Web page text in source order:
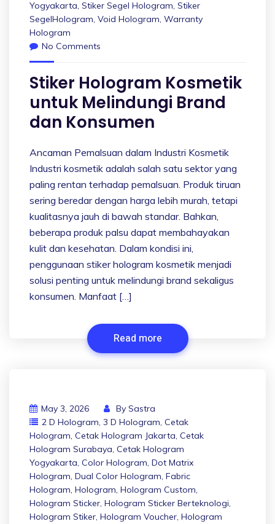
Yogyakarta, Stiker Segel Hologram, Stiker
SegelHologram, Void Hologram, Warranty
Hologram
No Comments
Stiker Hologram Kosmetik
untuk Melindungi Brand
dan Konsumen
Ancaman Pemalsuan dalam Industri Kosmetik
Industri kosmetik adalah salah satu sektor yang
paling rentan terhadap pemalsuan. Produk tiruan
sering beredar dengan harga lebih murah, tetapi
kualitasnya jauh di bawah standar. Bahkan,
beberapa produk palsu dapat membahayakan
kulit dan kesehatan. Dalam kondisi ini,
penggunaan stiker hologram kosmetik menjadi
solusi penting untuk melindungi brand sekaligus
konsumen. Manfaat […]
Read more
May 3, 2026 By Sastra
2 D Hologram, 3 D Hologram, Cetak
Hologram, Cetak Hologram Jakarta, Cetak
Hologram Surabaya, Cetak Hologram
Yogyakarta, Color Hologram, Dot Matrix
Hologram, Dual Color Hologram, Fabric
Hologram, Hologram, Hologram Custom,
Hologram Sticker, Hologram Sticker Berteknologi,
Hologram Stiker, Hologram Voucher, Hologram